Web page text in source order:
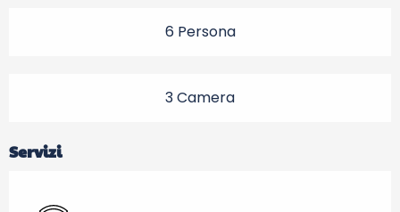
6 Persona
3 Camera
Servizi